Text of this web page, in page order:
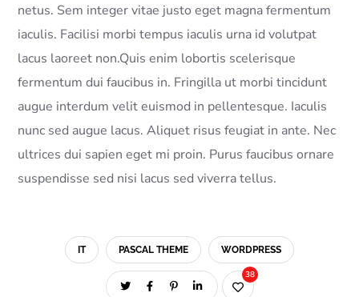
netus. Sem integer vitae justo eget magna fermentum
iaculis. Facilisi morbi tempus iaculis urna id volutpat
lacus laoreet non.Quis enim lobortis scelerisque
fermentum dui faucibus in. Fringilla ut morbi tincidunt
augue interdum velit euismod in pellentesque. Iaculis
nunc sed augue lacus. Aliquet risus feugiat in ante. Nec
ultrices dui sapien eget mi proin. Purus faucibus ornare
suspendisse sed nisi lacus sed viverra tellus.
IT PASCAL THEME WORDPRESS
38